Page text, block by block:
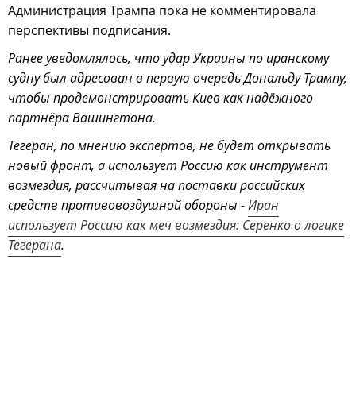
Администрация Трампа пока не комментировала
перспективы подписания.
Ранее уведомлялось, что удар Украины по иранскому
судну был адресован в первую очередь Дональду Трампу,
чтобы продемонстрировать Киев как надёжного
партнёра Вашингтона.
Тегеран, по мнению экспертов, не будет открывать
новый фронт, а использует Россию как инструмент
возмездия, рассчитывая на поставки российских
средств противовоздушной обороны -Иран
использует Россию как меч возмездия: Серенко о логике
Тегерана.